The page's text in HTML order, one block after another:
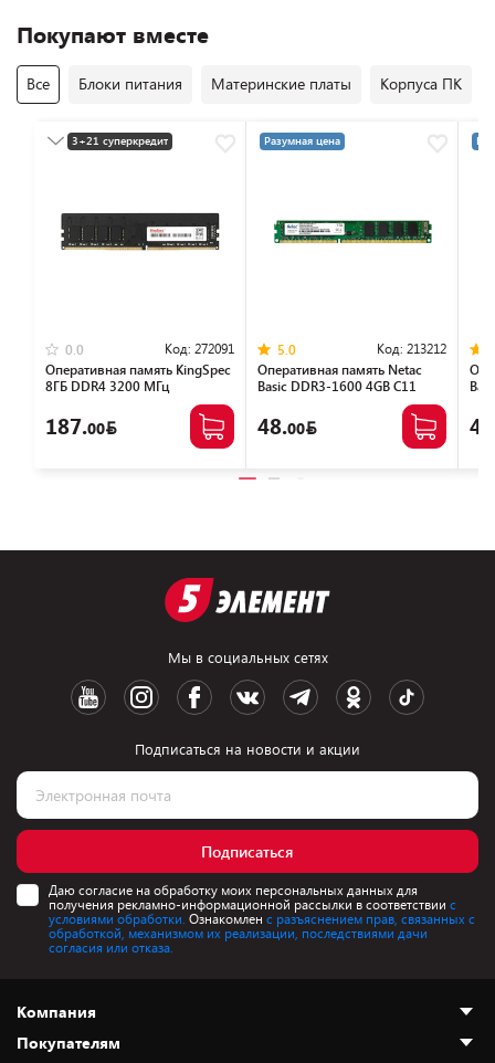
Покупают вместе
Все Блоки питания Материнские платы Корпуса ПК
3+21 суперкредит
0.0 Код: 272091
Оперативная память KingSpec
8ГБ DDR4 3200 МГц
187.00
Разумная цена
5.0 Код: 213212
Оперативная память Netac
Basic DDR3-1600 4GB C11
48.00
Мы в социальных сетях
Подписаться на новости и акции
Подписаться
Даю согласие на обработку моих персональных данных для
получения рекламно-информационной рассылки в соответствии с
условиями обработки. Ознакомлен с разъяснением прав, связанных с
обработкой, механизмом их реализации, последствиями дачи
согласия или отказа.
Компания
О нас
Покупателям